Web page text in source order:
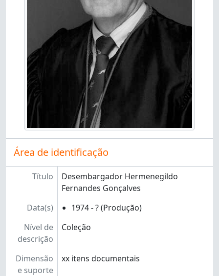
Área de identificação
Título
Desembargador Hermenegildo
Fernandes Gonçalves
Data(s)
1974 - ? (Produção)
Nível de
descrição
Coleção
Dimensão
e suporte
xx itens documentais